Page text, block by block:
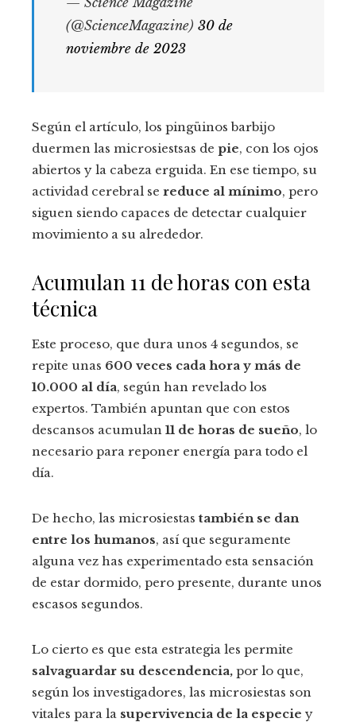
(@ScienceMagazine) 30 de
noviembre de 2023
Según el artículo, los pingüinos barbijo
duermen las microsiestsas de pie, con los ojos
abiertos y la cabeza erguida. En ese tiempo, su
actividad cerebral se reduce al mínimo, pero
siguen siendo capaces de detectar cualquier
movimiento a su alrededor.
Acumulan 11 de horas con esta
técnica
Este proceso, que dura unos 4 segundos, se
repite unas 600 veces cada hora y más de
10.000 al día, según han revelado los
expertos. También apuntan que con estos
descansos acumulan 11 de horas de sueño, lo
necesario para reponer energía para todo el
día.
De hecho, las microsiestas también se dan
entre los humanos, así que seguramente
alguna vez has experimentado esta sensación
de estar dormido, pero presente, durante unos
escasos segundos.
Lo cierto es que esta estrategia les permite
salvaguardar su descendencia, por lo que,
según los investigadores, las microsiestas son
vitales para la supervivencia de la especie y